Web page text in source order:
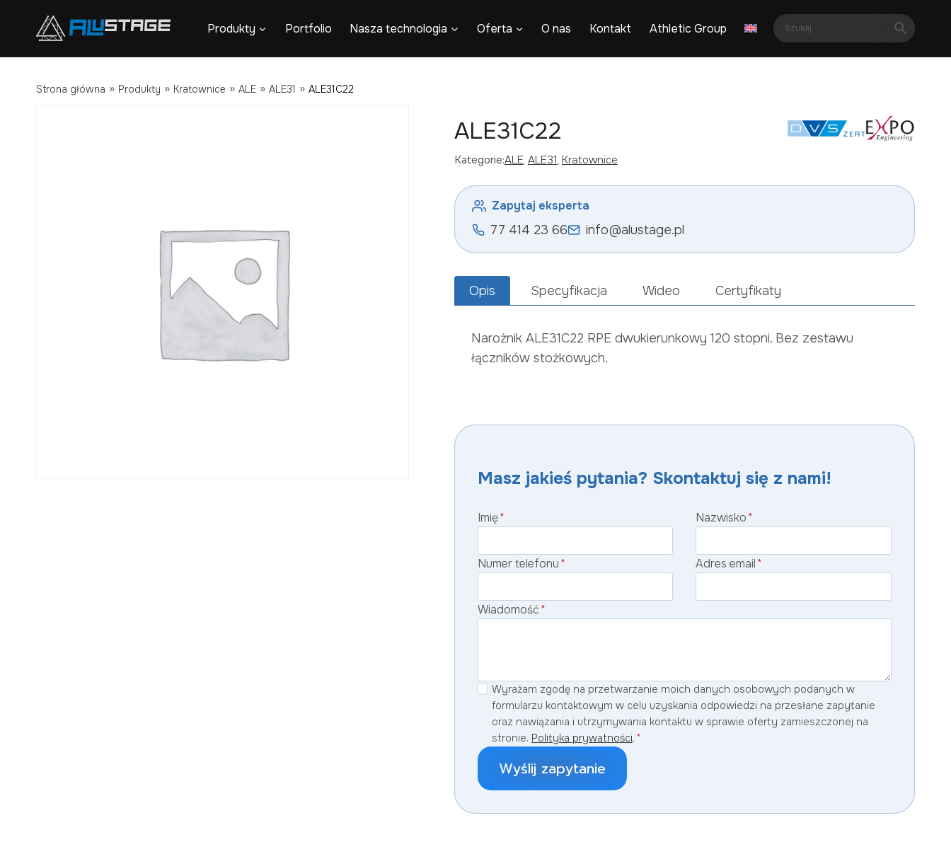
Produkty Portfolio Nasza technologia Oferta O nas Kontakt Athletic Group
Strona główna » Produkty » Kratownice » ALE » ALE31 » ALE31C22
ALE31C22
Kategorie:ALE, ALE31, Kratownice
Zapytaj eksperta
77 414 23 66 info@alustage.pl
Opis Specyfikacja Wideo Certyfikaty
Narożnik ALE31C22 RPE dwukierunkowy 120 stopni. Bez zestawu
łączników stożkowych.
Masz jakieś pytania? Skontaktuj się z nami!
Imię* Nazwisko*
Numer telefonu* Adres email*
Wiadomość*
Wyrażam zgodę na przetwarzanie moich danych osobowych podanych w
formularzu kontaktowym w celu uzyskania odpowiedzi na przesłane zapytanie
oraz nawiązania i utrzymywania kontaktu w sprawie oferty zamieszczonej na
stronie. Polityka prywatności. *
Wyślij zapytanie